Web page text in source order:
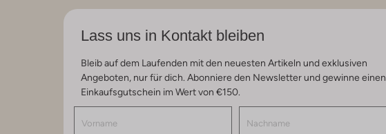
Lass uns in Kontakt bleiben
Bleib auf dem Laufenden mit den neuesten Artikeln und exklusiven
Angeboten, nur für dich. Abonniere den Newsletter und gewinne einen
Einkaufsgutschein im Wert von €150.